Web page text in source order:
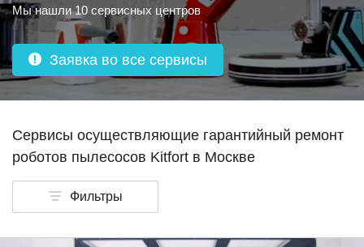
Мы нашли 10 сервисных центров
Заявка во все сервисы
Сервисы осуществляющие гарантийный ремонт
роботов пылесосов Kitfort в Москве
Фильтры